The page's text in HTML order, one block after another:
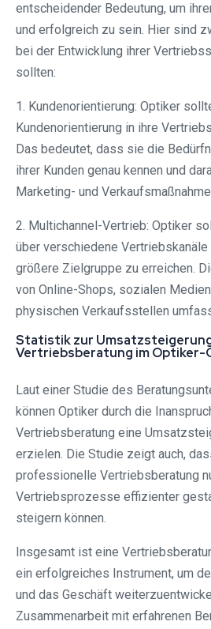
entscheidender Bedeutung, um
und erfolgreich zu sein. Hier sind
bei der Entwicklung ihrer
sollten:
1. Kundenorientierung: Optiker
Kundenorientierung in ihre
Das bedeutet, dass sie die
ihrer Kunden genau kennen und
Marketing- und
2. Multichannel-Vertrieb: Optiker
über verschiedene Vertriebskanäle
größere Zielgruppe zu erreichen.
von Online-Shops, sozialen
physischen Verkaufsstellen
Statistik zur
Vertriebsberatung im Optiker-
Laut einer Studie des
können Optiker durch die
Vertriebsberatung eine
erzielen. Die Studie zeigt auch,
professionelle Vertriebsberatung
Vertriebsprozesse effizienter
steigern können.
Insgesamt ist eine
ein erfolgreiches Instrument, um
und das Geschäft
Zusammenarbeit mit erfahrenen